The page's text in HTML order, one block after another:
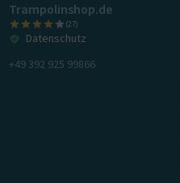
Trampolinshop.de
(27)
Datenschutz
+49 392 925 99866